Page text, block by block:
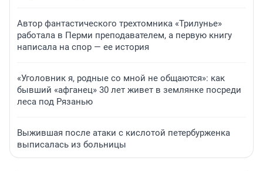
Автор фантастического трехтомника «Трилунье»
работала в Перми преподавателем, а первую книгу
написала на спор — ее история
«Уголовник я, родные со мной не общаются»: как
бывший «афганец» 30 лет живет в землянке посреди
леса под Рязанью
Выжившая после атаки с кислотой петербурженка
выписалась из больницы